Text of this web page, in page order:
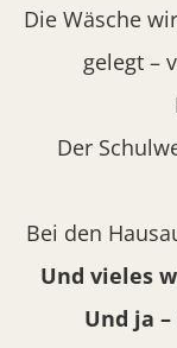
Die Wäsche
gelegt –
Der
Bei den
Und vieles
Und ja